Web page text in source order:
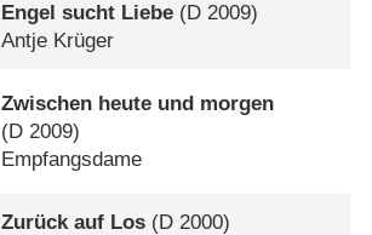
Engel sucht Liebe (D 2009)
Antje Krüger
Zwischen heute und morgen
(D 2009)
Empfangsdame
Zurück auf Los (D 2000)